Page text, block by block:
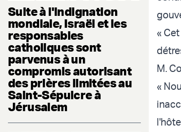
Suite à l'indignation
mondiale, Israël et les
responsables
catholiques sont
parvenus à un
compromis autorisant
des prières limitées au
Saint-Sépulcre à
Jérusalem
«
M.
«